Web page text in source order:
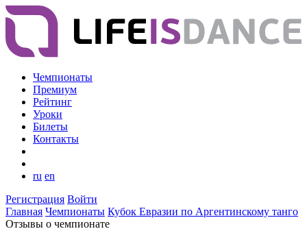
Чемпионаты
Премиум
Рейтинг
Уроки
Билеты
Контакты
ru en
Регистрация Войти
Главная Чемпионаты Кубок Евразии по Аргентинскому танго
Отзывы о чемпионате